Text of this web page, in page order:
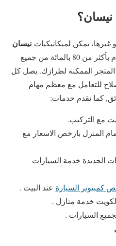
نيسان؟
يمكن لميكانيكيات نيسان
المحمولة على متن مفتاح القيام بأكثر من 80 بالمائة من جميع
الممكنة لطرازك. يصل كل
للتعامل مع معظم مهام
كما نقدم خدمات:
مع التركيب.
المنزل بارخص الاسعار مع
الجديدة خدمة السيارات
كمبيوتر السيارة عند البيت .
خدمة منازل .
السيارات .